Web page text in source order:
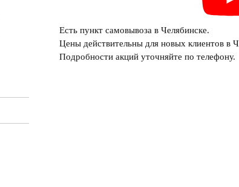
Есть пункт самовывоза в Челябинске.
Цены действительны для новых клиентов в
Подробности акций уточняйте по телефону.